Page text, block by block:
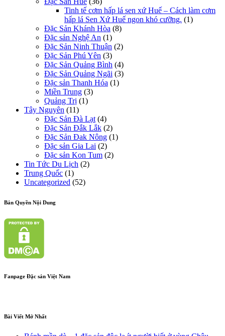
Tinh tế cơm hấp lá sen xứ Huế – Cách làm cơm
hấp lá Sen Xứ Huế ngon khó cưỡng. (1)
Đặc Sản Khánh Hòa (8)
Đặc sản Nghệ An (1)
Đặc Sản Ninh Thuận (2)
Đặc Sản Phú Yên (3)
Đặc Sản Quảng Bình (4)
Đặc Sản Quảng Ngãi (3)
Đặc sản Thanh Hóa (1)
Miền Trung (3)
Quảng Trị (1)
Tây Nguyên (11)
Đặc Sản Đà Lạt (4)
Đặc Sản Đắk Lắk (2)
Đặc Sản Đak Nông (1)
Đặc sản Gia Lai (2)
Đặc sản Kon Tum (2)
Tin Tức Du Lịch (2)
Trung Quốc (1)
Uncategorized (52)
Bản Quyền Nội Dung
Fanpage Đặc sản Việt Nam
Bài Viết Mớ Nhất